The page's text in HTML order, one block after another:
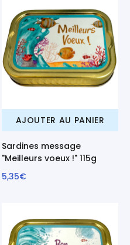
AJOUTER AU PANIER
Sardines message
"Meilleurs voeux !" 115g
5,35€